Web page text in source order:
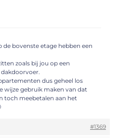
bovenste etage hebben een
zoals bij jou op een
dus geheel los
wijze gebruik maken van dat
toch meebetalen aan het
#1369